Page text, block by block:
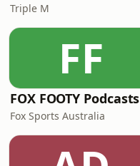
Triple M
FF
FOX FOOTY Podcasts
Fox Sports Australia